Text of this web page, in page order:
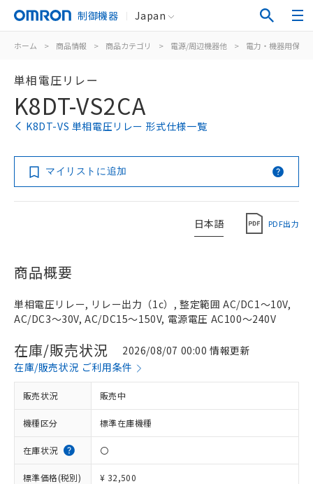
制御機器 Japan
ホーム > 商品情報 > 商品カテゴリ > 電源/周辺機器他 > 電力・機器用保護
単相電圧リレー
K8DT-VS2CA
K8DT-VS 単相電圧リレー 形式仕様一覧
マイリストに追加
日本語 PDF出力
商品概要
単相電圧リレー, リレー出力（1c）, 整定範囲 AC/DC1～10V,
AC/DC3～30V, AC/DC15～150V, 電源電圧 AC100～240V
在庫/販売状況
2026/08/07 00:00 情報更新
在庫/販売状況 ご利用条件
販売状況 販売中
機種区分 標準在庫機種
在庫状況 〇
標準価格(税別) ¥ 32,500